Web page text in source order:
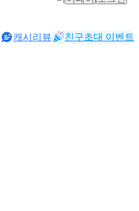
캐시리뷰 친구초대 이벤트